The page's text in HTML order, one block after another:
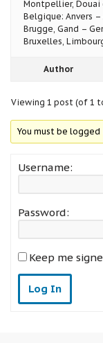
Montpellier, Douai
Belgique: Anvers –
Brugge, Gand –
Bruxelles,
Author
Viewing 1 post (of 1
You must be
Username:
Password:
Keep me
Log In